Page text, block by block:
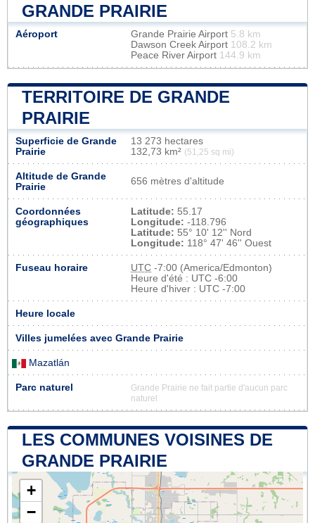
GRANDE PRAIRIE
Aéroport Grande Prairie Airport 5.8 km
Dawson Creek Airport 108.2 km
Peace River Airport 144.9 km
TERRITOIRE DE GRANDE
PRAIRIE
Superficie de Grande
Prairie
13 273 hectares
132,73 km² (51,25 sq mi)
Altitude de Grande
Prairie
656 mètres d'altitude
Coordonnées
géographiques
Latitude: 55.17
Longitude: -118.796
Latitude: 55° 10' 12'' Nord
Longitude: 118° 47' 46'' Ouest
Fuseau horaire UTC -7:00 (America/Edmonton)
Heure d'été : UTC -6:00
Heure d'hiver : UTC -7:00
Heure locale
Villes jumelées avec Grande Prairie
Mazatlán
Parc naturel
Grande Prairie ne fait partie d'aucun parc
naturel
LES COMMUNES VOISINES DE
GRANDE PRAIRIE
+
−